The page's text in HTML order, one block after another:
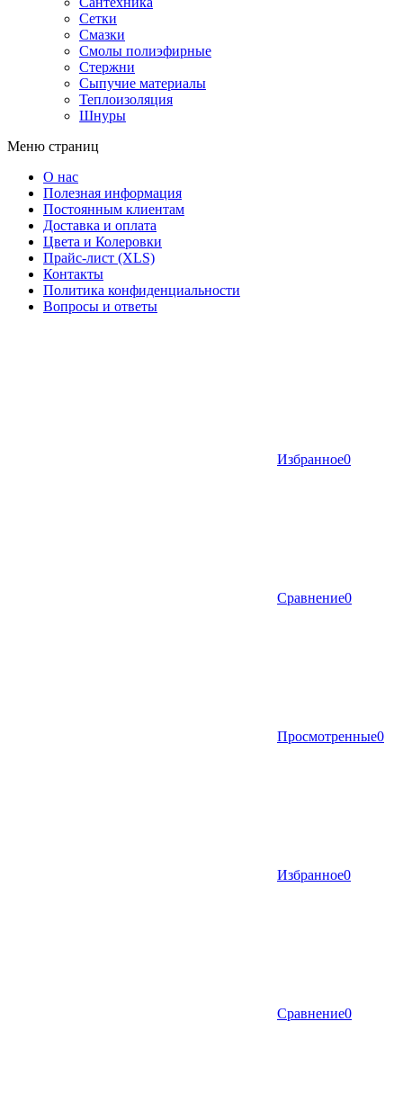
Сетки
Смазки
Смолы полиэфирные
Стержни
Сыпучие материалы
Теплоизоляция
Шнуры
Меню страниц
О нас
Полезная информация
Постоянным клиентам
Доставка и оплата
Цвета и Колеровки
Прайс-лист (XLS)
Контакты
Политика конфиденциальности
Вопросы и ответы
Избранное0
Сравнение0
Просмотренные0
Избранное0
Сравнение0